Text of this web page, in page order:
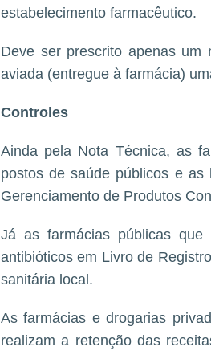
estabelecimento farmacêutico.
Deve ser prescrito apenas um
aviada (entregue à farmácia)
Controles
Ainda pela Nota Técnica, as
postos de saúde públicos e as
Gerenciamento de Produtos
Já as farmácias públicas que
antibióticos em Livro de
sanitária local.
As farmácias e drogarias
realizam a retenção das